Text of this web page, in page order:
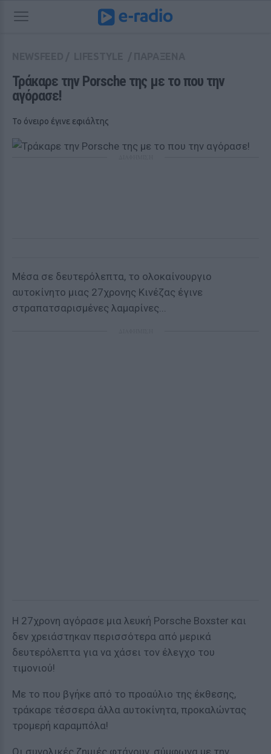
Τράκαρε την Porsche της με το που την
αγόρασε!
To όνειρο έγινε εφιάλτης
Μέσα σε δευτερόλεπτα, το ολοκαίνουργιο
αυτοκίνητο μιας 27χρονης Κινέζας έγινε
στραπατσαρισμένες λαμαρίνες...
Η 27χρονη αγόρασε μια λευκή Porsche Boxster και
δεν χρειάστηκαν περισσότερα από μερικά
δευτερόλεπτα για να χάσει τον έλεγχο του
τιμονιού!
Με το που βγήκε από το προαύλιο της έκθεσης,
τράκαρε τέσσερα άλλα αυτοκίνητα, προκαλώντας
τρομερή καραμπόλα!
Οι συνολικές ζημιές φτάνουν, σύμφωνα με την